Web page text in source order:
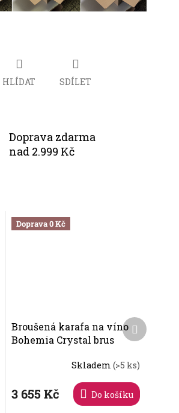
HLÍDAT SDÍLET
Doprava zdarma
nad 2.999 Kč
Doprava 0 Kč
Broušená karafa na víno
Bohemia Crystal brus
Skladem(>5 ks)
3 655 Kč Do košíku
Další
produkt